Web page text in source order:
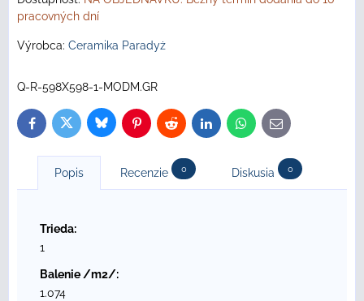
pracovných dní
Výrobca: Ceramika Paradyż
Q-R-598X598-1-MODM.GR
FacebookTwitterBlueskyPinterestReddit LinkedInWhatsApp
E-
mail
Popis Recenzie 0 Diskusia 0
Trieda:
1
Balenie /m2/:
1.074